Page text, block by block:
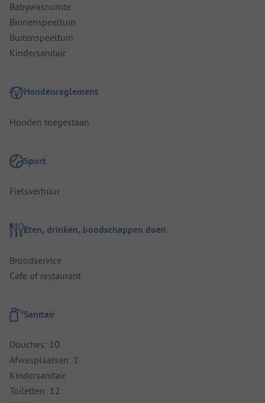
Babywasruimte
Binnenspeeltuin
Buitenspeeltuin
Kindersanitair
Hondenreglement
Honden toegestaan
Sport
Fietsverhuur
Eten, drinken, boodschappen doen
Broodservice
Cafe of restaurant
Sanitair
Douches: 10
Afwasplaatsen: 1
Kindersanitair
Toiletten: 12